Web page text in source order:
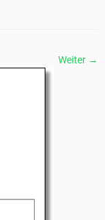
Weiter →